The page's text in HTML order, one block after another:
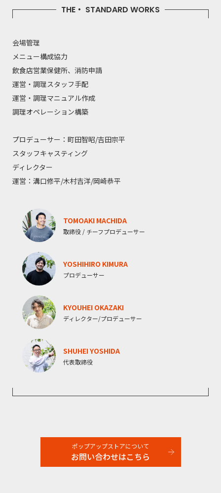
THE・ STANDARD WORKS
会場管理
メニュー構成協力
飲食店営業保健所、消防申請
運営・調理スタッフ手配
運営・調理マニュアル作成
調理オペレーション構築
プロデューサー：町田智昭/吉田宗平
スタッフキャスティング
ディレクター
運営：溝口修平/木村吉洋/岡崎恭平
TOMOAKI MACHIDA
取締役 / チーフプロデューサー
YOSHIHIRO KIMURA
プロデューサー
KYOUHEI OKAZAKI
ディレクター/プロデューサー
SHUHEI YOSHIDA
代表取締役
ポップアップストアについて
お問い合わせはこちら